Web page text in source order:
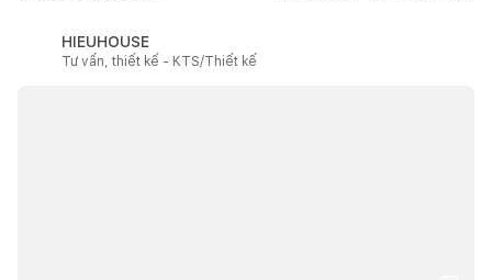
HIEUHOUSE
Tư vấn, thiết kế - KTS/Thiết kế